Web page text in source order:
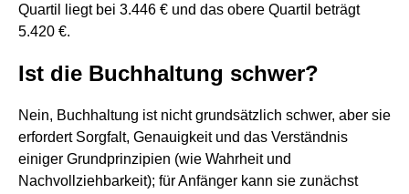
Quartil liegt bei 3.446 € und das obere Quartil beträgt
5.420 €.
Ist die Buchhaltung schwer?
Nein, Buchhaltung ist nicht grundsätzlich schwer, aber sie
erfordert Sorgfalt, Genauigkeit und das Verständnis
einiger Grundprinzipien (wie Wahrheit und
Nachvollziehbarkeit); für Anfänger kann sie zunächst